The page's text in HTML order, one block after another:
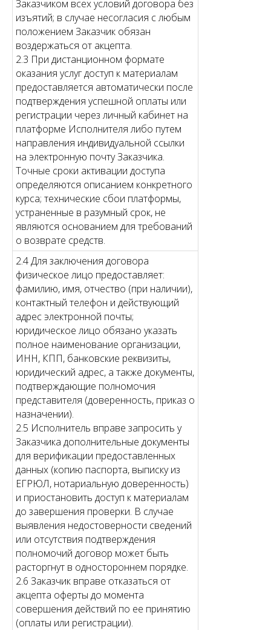
Заказчиком всех условий договора без
изъятий; в случае несогласия с любым
положением Заказчик обязан
воздержаться от акцепта.
2.3 При дистанционном формате
оказания услуг доступ к материалам
предоставляется автоматически после
подтверждения успешной оплаты или
регистрации через личный кабинет на
платформе Исполнителя либо путем
направления индивидуальной ссылки
на электронную почту Заказчика.
Точные сроки активации доступа
определяются описанием конкретного
курса; технические сбои платформы,
устраненные в разумный срок, не
являются основанием для требований
о возврате средств.
2.4 Для заключения договора
физическое лицо предоставляет:
фамилию, имя, отчество (при наличии),
контактный телефон и действующий
адрес электронной почты;
юридическое лицо обязано указать
полное наименование организации,
ИНН, КПП, банковские реквизиты,
юридический адрес, а также документы,
подтверждающие полномочия
представителя (доверенность, приказ о
назначении).
2.5 Исполнитель вправе запросить у
Заказчика дополнительные документы
для верификации предоставленных
данных (копию паспорта, выписку из
ЕГРЮЛ, нотариальную доверенность)
и приостановить доступ к материалам
до завершения проверки. В случае
выявления недостоверности сведений
или отсутствия подтверждения
полномочий договор может быть
расторгнут в одностороннем порядке.
2.6 Заказчик вправе отказаться от
акцепта оферты до момента
совершения действий по ее принятию
(оплаты или регистрации).